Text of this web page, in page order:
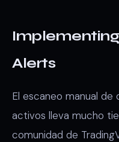
Alerts
El escaneo manual de
activos lleva mucho
comunidad de